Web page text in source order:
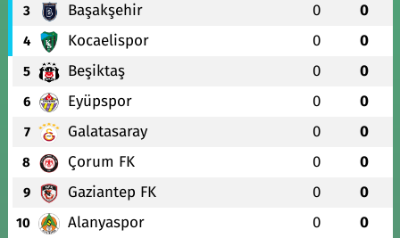
3 Başakşehir 0 0
4 Kocaelispor 0 0
5 Beşiktaş 0 0
6 Eyüpspor 0 0
7 Galatasaray 0 0
8 Çorum FK 0 0
9 Gaziantep FK 0 0
10 Alanyaspor 0 0